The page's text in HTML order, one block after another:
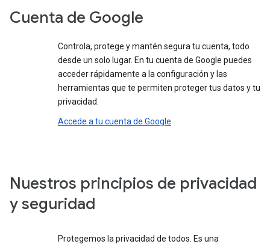
Cuenta de Google
Controla, protege y mantén segura tu cuenta, todo
desde un solo lugar. En tu cuenta de Google puedes
acceder rápidamente a la configuración y las
herramientas que te permiten proteger tus datos y tu
privacidad.
Accede a tu cuenta de Google
Nuestros principios de privacidad
y seguridad
Protegemos la privacidad de todos. Es una